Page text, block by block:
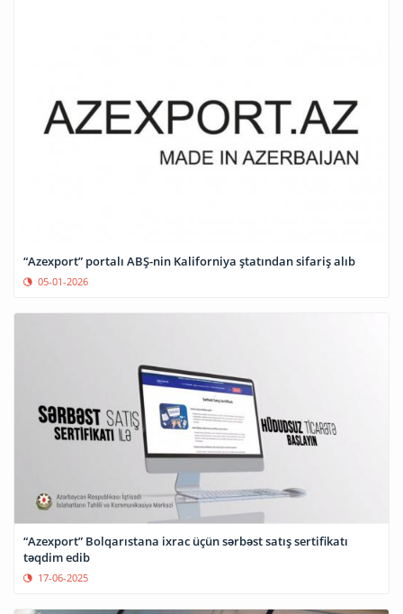
“Azexport” portalı ABŞ-nin Kaliforniya ştatından sifariş alıb
05-01-2026
“Azexport” Bolqarıstana ixrac üçün sərbəst satış sertifikatı
təqdim edib
17-06-2025